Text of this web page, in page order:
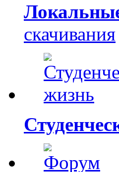
скачивания